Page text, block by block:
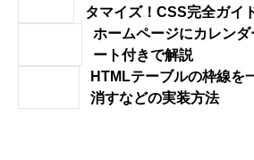
タマイズ！CSS完全ガイ
ホームページにカレン
ート付きで解説
HTMLテーブルの枠線を
消すなどの実装方法